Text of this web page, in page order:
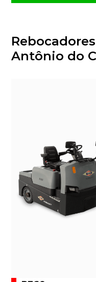
Antônio do